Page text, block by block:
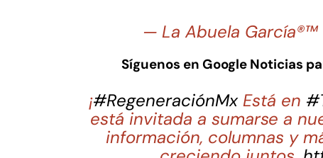
— La Abuela
Síguenos en Google Noticias
¡#RegeneraciónMxEstá en
está invitada a sumarse a
información, columnas y